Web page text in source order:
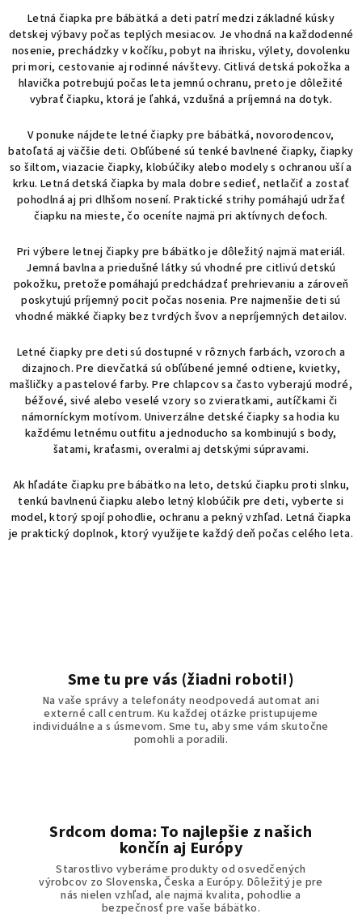
v
l
á
d
a
c
e
p
r
v
k
v
ý
p
i
s
u
Letná čiapka pre bábätká a deti patrí medzi základné kúsky
detskej výbavy počas teplých mesiacov. Je vhodná na každodenné
nosenie, prechádzky v kočíku, pobyt na ihrisku, výlety, dovolenku
pri mori, cestovanie aj rodinné návštevy. Citlivá detská pokožka a
hlavička potrebujú počas leta jemnú ochranu, preto je dôležité
vybrať čiapku, ktorá je ľahká, vzdušná a príjemná na dotyk.
V ponuke nájdete letné čiapky pre bábätká, novorodencov,
batoľatá aj väčšie deti. Obľúbené sú tenké bavlnené čiapky, čiapky
so šiltom, viazacie čiapky, klobúčiky alebo modely s ochranou uší a
krku. Letná detská čiapka by mala dobre sedieť, netlačiť a zostať
pohodlná aj pri dlhšom nosení. Praktické strihy pomáhajú udržať
čiapku na mieste, čo oceníte najmä pri aktívnych deťoch.
Pri výbere letnej čiapky pre bábätko je dôležitý najmä materiál.
Jemná bavlna a priedušné látky sú vhodné pre citlivú detskú
pokožku, pretože pomáhajú predchádzať prehrievaniu a zároveň
poskytujú príjemný pocit počas nosenia. Pre najmenšie deti sú
vhodné mäkké čiapky bez tvrdých švov a nepríjemných detailov.
Letné čiapky pre deti sú dostupné v rôznych farbách, vzoroch a
dizajnoch. Pre dievčatká sú obľúbené jemné odtiene, kvietky,
mašličky a pastelové farby. Pre chlapcov sa často vyberajú modré,
béžové, sivé alebo veselé vzory so zvieratkami, autíčkami či
námorníckym motívom. Univerzálne detské čiapky sa hodia ku
každému letnému outfitu a jednoducho sa kombinujú s body,
šatami, kraťasmi, overalmi aj detskými súpravami.
Ak hľadáte čiapku pre bábätko na leto, detskú čiapku proti slnku,
tenkú bavlnenú čiapku alebo letný klobúčik pre deti, vyberte si
model, ktorý spojí pohodlie, ochranu a pekný vzhľad. Letná čiapka
je praktický doplnok, ktorý využijete každý deň počas celého leta.
Sme tu pre vás (žiadni roboti!)
Na vaše správy a telefonáty neodpovedá automat ani
externé call centrum. Ku každej otázke pristupujeme
individuálne a s úsmevom. Sme tu, aby sme vám skutočne
pomohli a poradili.
Srdcom doma: To najlepšie z našich
končín aj Európy
Starostlivo vyberáme produkty od osvedčených
výrobcov zo Slovenska, Česka a Európy. Dôležitý je pre
nás nielen vzhľad, ale najmä kvalita, pohodlie a
bezpečnosť pre vaše bábätko.